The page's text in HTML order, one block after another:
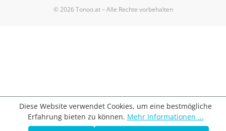
© 2026 Tonoo.at – Alle Rechte vorbehalten
Diese Website verwendet Cookies, um eine bestmögliche
Erfahrung bieten zu können. Mehr Informationen ...